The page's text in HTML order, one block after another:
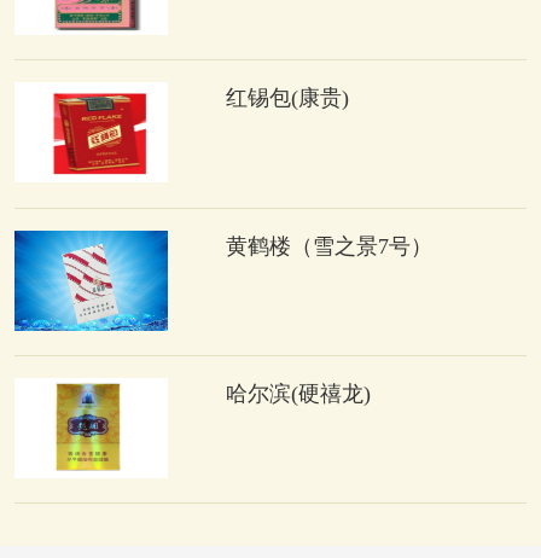
红锡包(康贵)
黄鹤楼（雪之景7号）
哈尔滨(硬禧龙)